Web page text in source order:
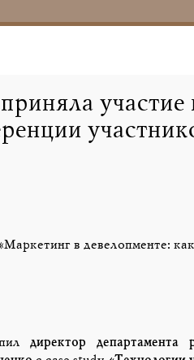
участие
в девелопменте:
директор департамента